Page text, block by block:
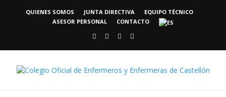
QUIENES SOMOS JUNTA DIRECTIVA
EQUIPO TÉCNICO
ASESOR PERSONAL
CONTACTO